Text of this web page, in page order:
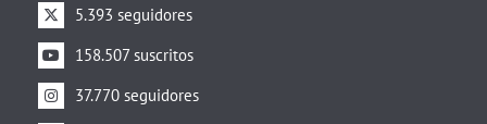
5.393 seguidores
158.507 suscritos
37.770 seguidores